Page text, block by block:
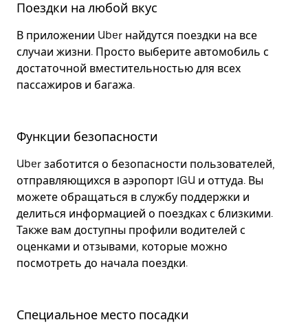
Поездки на любой вкус
В приложении Uber найдутся поездки на все
случаи жизни. Просто выберите автомобиль с
достаточной вместительностью для всех
пассажиров и багажа.
Функции безопасности
Uber заботится о безопасности пользователей,
отправляющихся в аэропорт IGU и оттуда. Вы
можете обращаться в службу поддержки и
делиться информацией о поездках с близкими.
Также вам доступны профили водителей с
оценками и отзывами, которые можно
посмотреть до начала поездки.
Специальное место посадки